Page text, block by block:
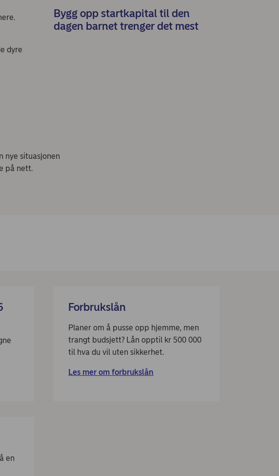
dyre
Bygg opp startkapital til den
dagen barnet trenger det mest
nye situasjonen
på nett.
Forbrukslån
Planer om å pusse opp hjemme, men
trangt budsjett? Lån opptil kr 500 000
til hva du vil uten sikkerhet.
Les mer om forbrukslån
en